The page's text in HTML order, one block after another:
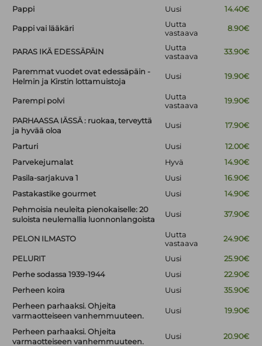
Pappi Uusi 14.40€
Pappi vai lääkäri
Uutta
vastaava
8.90€
PARAS IKÄ EDESSÄPÄIN
Uutta
vastaava
33.90€
Paremmat vuodet ovat edessäpäin -
Helmin ja Kirstin lottamuistoja
Uusi 19.90€
Parempi polvi
Uutta
vastaava
19.90€
PARHAASSA IÄSSÄ : ruokaa, terveyttä
ja hyvää oloa
Uusi 17.90€
Parturi Uusi
12.00€
Parvekejumalat
Hyvä
14.90€
Pasila-sarjakuva 1
Uusi
16.90€
Pastakastike gourmet
Uusi
14.90€
Pehmoisia neuleita pienokaiselle: 20
suloista neulemallia luonnonlangoista
Uusi 37.90€
PELON ILMASTO
Uutta
vastaava
24.90€
PELURIT Uusi
25.90€
Perhe sodassa 1939-1944
Uusi
22.90€
Perheen koira
Uusi
35.90€
Perheen parhaaksi. Ohjeita
varmaotteiseen vanhemmuuteen.
Uusi 19.90€
Perheen parhaaksi. Ohjeita
varmaotteiseen vanhemmuuteen.
Uusi 20.90€